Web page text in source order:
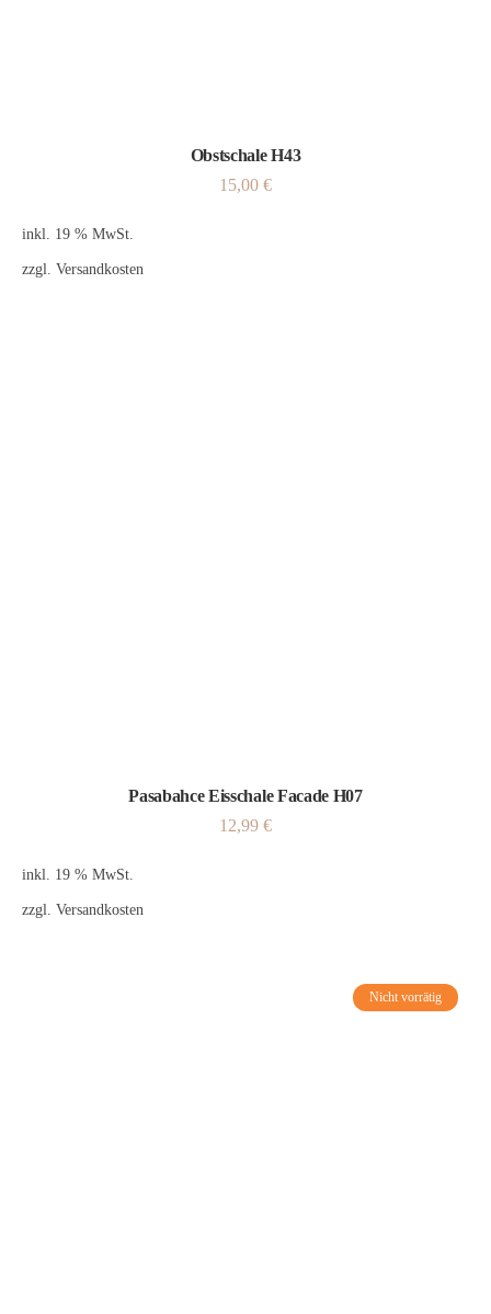
Obstschale H43
15,00 €
inkl. 19 % MwSt.
zzgl. Versandkosten
Pasabahce Eisschale Facade H07
12,99 €
inkl. 19 % MwSt.
zzgl. Versandkosten
Nicht vorrätig